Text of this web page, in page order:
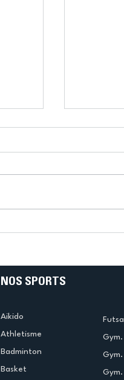
NOS SPORTS
Aikido
Athletisme
Badminton
Basket